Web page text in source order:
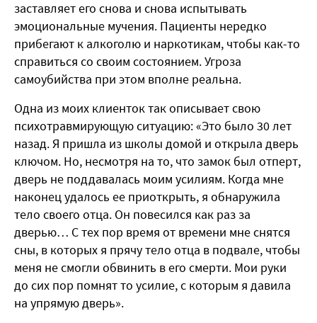
заставляет его снова и снова испытывать
эмоциональные мучения. Пациенты нередко
прибегают к алкоголю и наркотикам, чтобы как-то
справиться со своим состоянием. Угроза
самоубийства при этом вполне реальна.
Одна из моих клиенток так описывает свою
психотравмирующую ситуацию: «Это было 30 лет
назад. Я пришла из школы домой и открыла дверь
ключом. Но, несмотря на то, что замок был отперт,
дверь не поддавалась моим усилиям. Когда мне
наконец удалось ее приоткрыть, я обнаружила
тело своего отца. Он повесился как раз за
дверью… С тех пор время от времени мне снятся
сны, в которых я прячу тело отца в подвале, чтобы
меня не смогли обвинить в его смерти. Мои руки
до сих пор помнят то усилие, с которым я давила
на упрямую дверь».